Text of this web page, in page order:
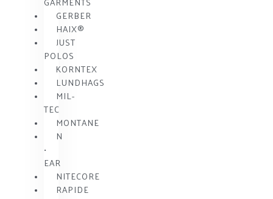
GERBER
HAIX®
JUST
POLOS
KORNTEX
LUNDHAGS
MIL-
TEC
MONTANE
N
•
EAR
NITECORE
RAPIDE